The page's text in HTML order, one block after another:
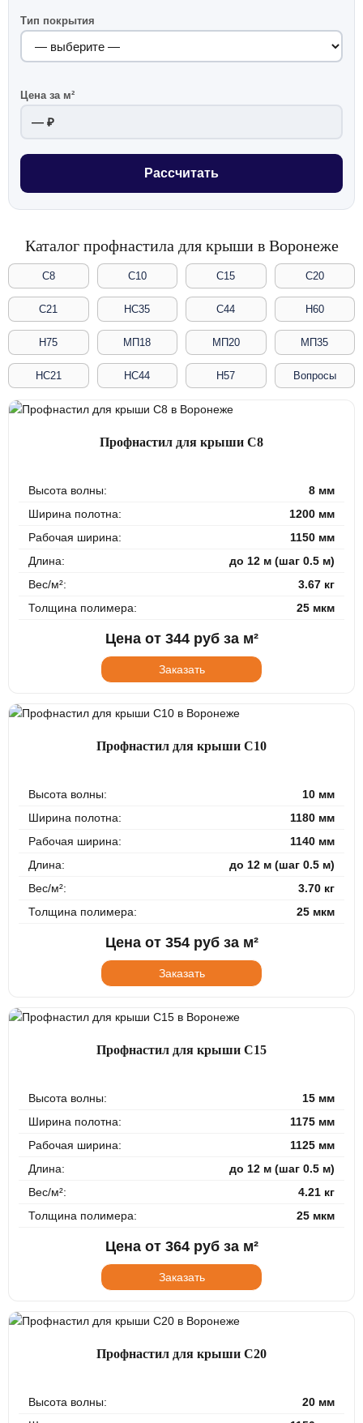
Тип покрытия
Цена за м²
— ₽
Рассчитать
Каталог профнастила для крыши в Воронеже
С8 С10 С15 С20
С21 НС35 С44 Н60
Н75 МП18 МП20 МП35
НС21 НС44 Н57 Вопросы
Профнастил для крыши С8
Высота волны:
8 мм
Ширина полотна:
1200 мм
Рабочая ширина:
1150 мм
Длина:
до 12 м (шаг 0.5 м)
Вес/м²:
3.67 кг
Толщина полимера:
25 мкм
Цена от 344руб за м²
Заказать
Профнастил для крыши С10
Высота волны:
10 мм
Ширина полотна:
1180 мм
Рабочая ширина:
1140 мм
Длина:
до 12 м (шаг 0.5 м)
Вес/м²:
3.70 кг
Толщина полимера:
25 мкм
Цена от 354руб за м²
Заказать
Профнастил для крыши С15
Высота волны:
15 мм
Ширина полотна:
1175 мм
Рабочая ширина:
1125 мм
Длина:
до 12 м (шаг 0.5 м)
Вес/м²:
4.21 кг
Толщина полимера:
25 мкм
Цена от 364руб за м²
Заказать
Профнастил для крыши С20
Высота волны:
20 мм